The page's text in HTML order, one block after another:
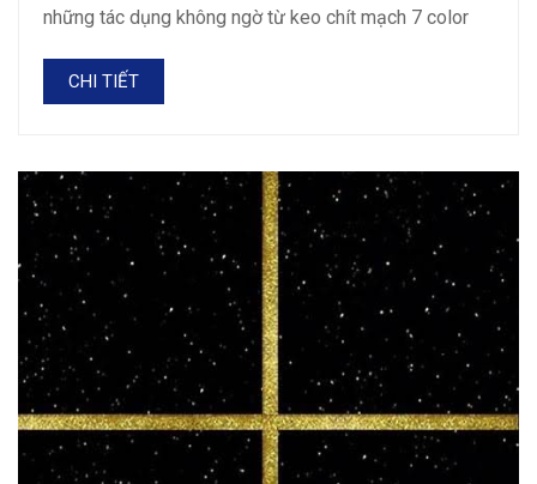
những tác dụng không ngờ từ keo chít mạch 7 color
CHI TIẾT